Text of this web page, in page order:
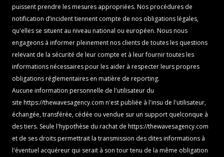
puissent prendre les mesures appropriées. Nos procédures de
notification d’incident tiennent compte de nos obligations légales,
qu'elles se situent au niveau national ou européen. Nous nous
engageons à informer pleinement nos clients de toutes les questions
relevant de la sécurité de leur compte et à leur fournir toutes les
informations nécessaires pour les aider à respecter leurs propres
obligations réglementaires en matière de reporting.
Aucune information personnelle de l'utilisateur du
site https://thewavesagency.com n'est publiée à l'insu de l'utilisateur,
échangée, transférée, cédée ou vendue sur un support quelconque à
des tiers. Seule l'hypothèse du rachat de https://thewavesagency.com
et de ses droits permettrait la transmission des dites informations à
l'éventuel acquéreur qui serait à son tour tenu de la même obligation